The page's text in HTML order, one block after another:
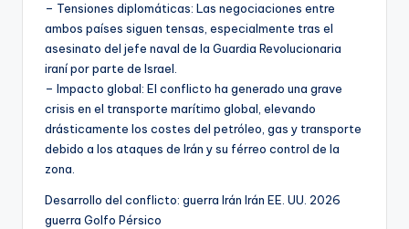
– Tensiones diplomáticas: Las negociaciones entre
ambos países siguen tensas, especialmente tras el
asesinato del jefe naval de la Guardia Revolucionaria
iraní por parte de Israel.
– Impacto global: El conflicto ha generado una grave
crisis en el transporte marítimo global, elevando
drásticamente los costes del petróleo, gas y transporte
debido a los ataques de Irán y su férreo control de la
zona.
Desarrollo del conflicto: guerra Irán Irán EE. UU. 2026
guerra Golfo Pérsico